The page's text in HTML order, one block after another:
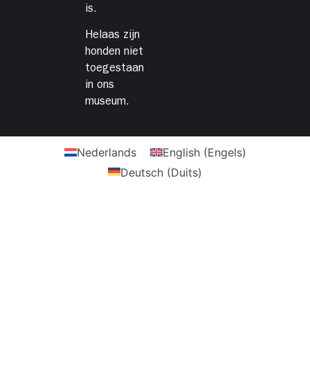
is.
Helaas zijn
honden niet
toegestaan
in ons
museum.
Nederlands English(Engels)
Deutsch (Duits)